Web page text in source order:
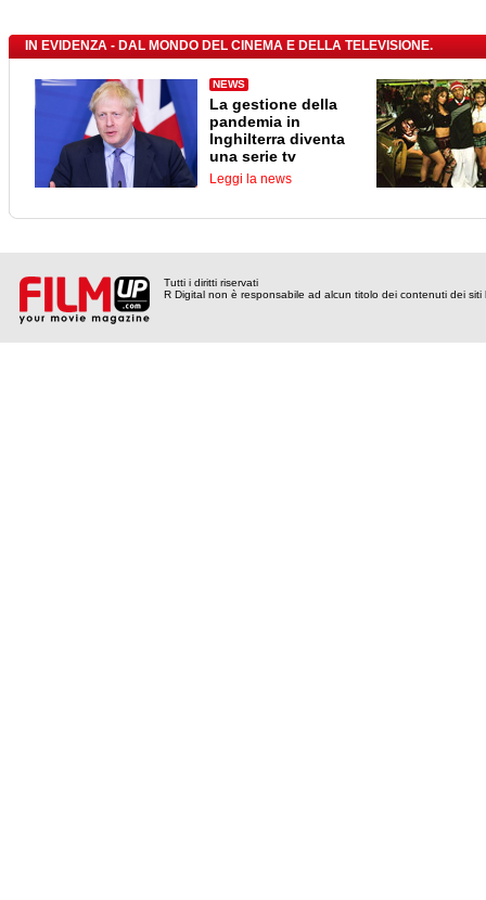
IN EVIDENZA - DAL MONDO DEL CINEMA E DELLA TELEVISIONE.
NEWS
La gestione della
pandemia in
Inghilterra diventa
una serie tv
Leggi la news
Tutti i diritti riservati
R Digital non è responsabile ad alcun titolo dei contenuti dei siti